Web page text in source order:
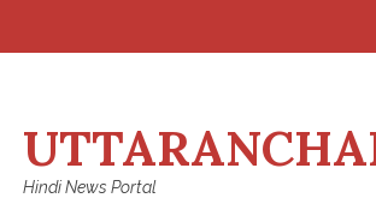
Hindi News Portal